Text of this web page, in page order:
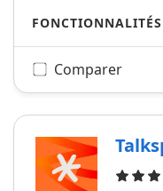
FONCTIONNALITÉS
Comparer
Avis